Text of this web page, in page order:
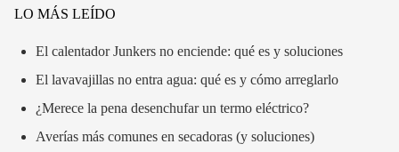
LO MÁS LEÍDO
El calentador Junkers no enciende: qué es y soluciones
El lavavajillas no entra agua: qué es y cómo arreglarlo
¿Merece la pena desenchufar un termo eléctrico?
Averías más comunes en secadoras (y soluciones)